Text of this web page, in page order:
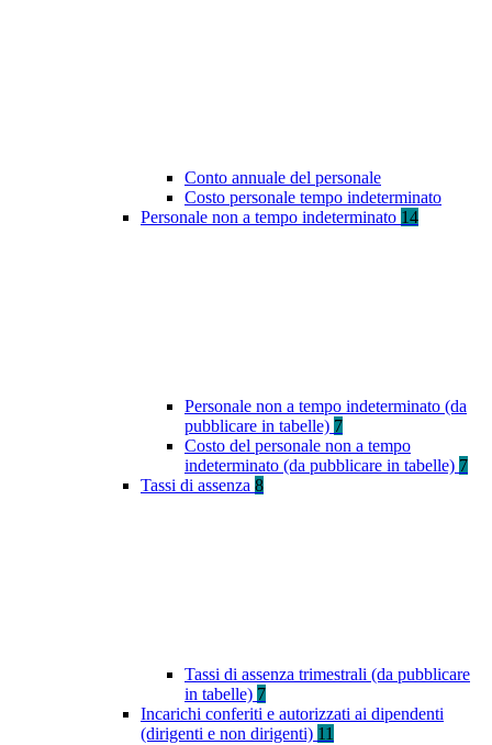
Conto annuale del personale
Costo personale tempo indeterminato
Personale non a tempo indeterminato 14
Personale non a tempo indeterminato (da
pubblicare in tabelle) 7
Costo del personale non a tempo
indeterminato (da pubblicare in tabelle) 7
Tassi di assenza 8
Tassi di assenza trimestrali (da pubblicare
in tabelle) 7
Incarichi conferiti e autorizzati ai dipendenti
(dirigenti e non dirigenti) 11